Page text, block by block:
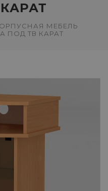
МЕБЕЛЬ
ПОД ТВ КАРАТ